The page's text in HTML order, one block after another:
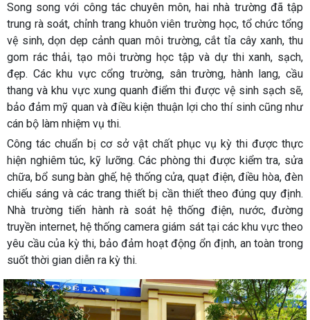
Song song với công tác chuyên môn, hai nhà trường đã tập
trung rà soát, chỉnh trang khuôn viên trường học, tổ chức tổng
vệ sinh, dọn dẹp cảnh quan môi trường, cắt tỉa cây xanh, thu
gom rác thải, tạo môi trường học tập và dự thi xanh, sạch,
đẹp. Các khu vực cổng trường, sân trường, hành lang, cầu
thang và khu vực xung quanh điểm thi được vệ sinh sạch sẽ,
bảo đảm mỹ quan và điều kiện thuận lợi cho thí sinh cũng như
cán bộ làm nhiệm vụ thi.
Công tác chuẩn bị cơ sở vật chất phục vụ kỳ thi được thực
hiện nghiêm túc, kỹ lưỡng. Các phòng thi được kiểm tra, sửa
chữa, bổ sung bàn ghế, hệ thống cửa, quạt điện, điều hòa, đèn
chiếu sáng và các trang thiết bị cần thiết theo đúng quy định.
Nhà trường tiến hành rà soát hệ thống điện, nước, đường
truyền internet, hệ thống camera giám sát tại các khu vực theo
yêu cầu của kỳ thi, bảo đảm hoạt động ổn định, an toàn trong
suốt thời gian diễn ra kỳ thi.